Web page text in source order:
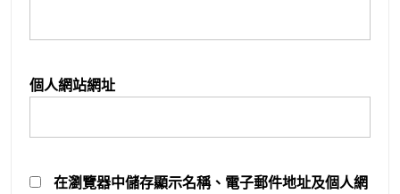
個人網站網址
在瀏覽器中儲存顯示名稱、電子郵件地址及個人網